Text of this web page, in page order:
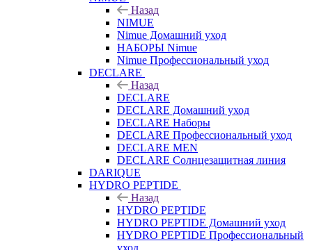
Назад
NIMUE
Nimue Домашний уход
НАБОРЫ Nimue
Nimue Профессиональный уход
DECLARE
Назад
DECLARE
DECLARE Домашний уход
DECLARE Наборы
DECLARE Профессиональный уход
DECLARE MEN
DECLARE Солнцезащитная линия
DARIQUE
HYDRO PEPTIDE
Назад
HYDRO PEPTIDE
HYDRO PEPTIDE Домашний уход
HYDRO PEPTIDE Профессиональный
уход